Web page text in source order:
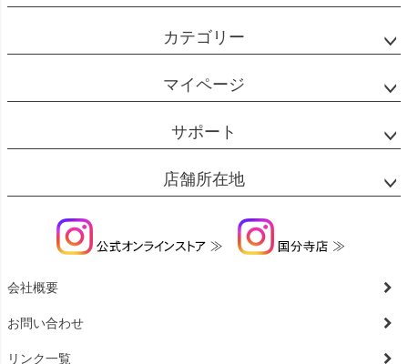
カテゴリー
マイページ
サポート
店舗所在地
会社概要
お問い合わせ
リンク一覧